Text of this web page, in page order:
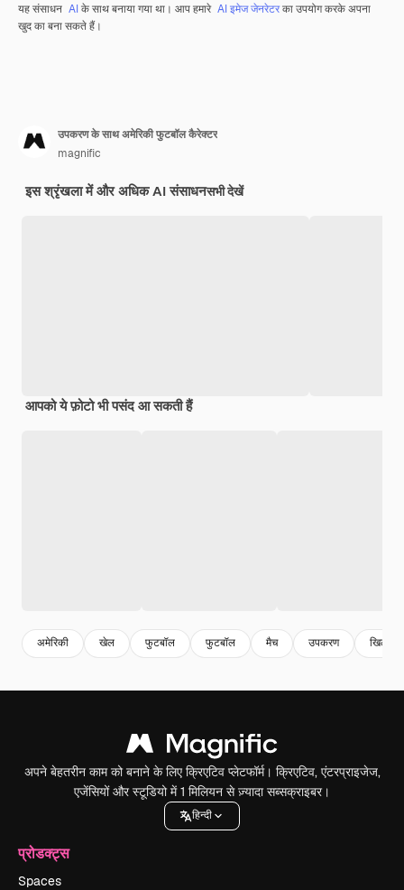
यह संसाधन AIके साथ बनाया गया था। आप हमारे AI इमेज जेनरेटरका उपयोग करके अपना
खुद का बना सकते हैं।
उपकरण के साथ अमेरिकी फुटबॉल कैरेक्टर
magnific
इस श्रृंखला में और अधिक AI संसाधनसभी देखें
आपको ये फ़ोटो भी पसंद आ सकती हैं
अमेरिकी खेल फुटबॉल फुटबॉल मैच उपकरण खिलाड़ी
अपने बेहतरीन काम को बनाने के लिए क्रिएटिव प्लेटफॉर्म। क्रिएटिव, एंटरप्राइजेज,
एजेंसियों और स्टूडियो में 1 मिलियन से ज़्यादा सब्सक्राइबर।
हिन्दी
प्रोडक्ट्स
Spaces